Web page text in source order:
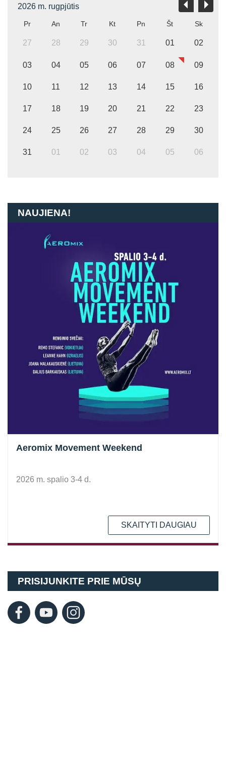
2026 m. rugpjūtis
Pr An Tr Kt Pn Št Sk
27 28 29 30 31 01 02
03 04 05 06 07 08 09
10 11 12 13 14 15 16
17 18 19 20 21 22 23
24 25 26 27 28 29 30
31 01 02 03 04 05 06
NAUJIENA!
Aeromix Movement Weekend
2026 m. spalio 3-4 d.
SKAITYTI DAUGIAU
PRISIJUNKITE PRIE MŪSŲ